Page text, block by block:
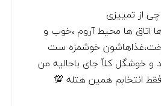
از تمییزی
اتاق ها محیط آروم ،خوب و
خوشمزه ست
و خوشگل کلاً جای باحالیه من
انتخابم همین هتله 💯